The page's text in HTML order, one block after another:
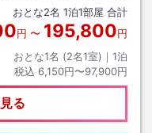
おとな2名 1泊1部屋 合計
円 〜 195,800円
おとな1名 (2名1室)｜ 1泊
税込 6,150円〜97,900円
る